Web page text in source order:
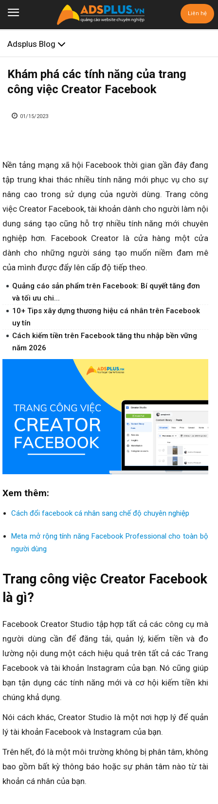
Liên hệ
Adsplus Blog
Khám phá các tính năng của trang
công việc Creator Facebook
01/15/2023
Nền tảng mạng xã hội Facebook thời gian gần đây đang
tập trung khai thác nhiều tính năng mới phục vụ cho sự
nâng cao trong sử dụng của người dùng. Trang công
việc Creator Facebook, tài khoản dành cho người làm nội
dung sáng tạo cũng hỗ trợ nhiều tính năng mới chuyên
nghiệp hơn. Facebook Creator là cửa hàng một cửa
dành cho những người sáng tạo muốn niềm đam mê
của mình được đẩy lên cấp độ tiếp theo.
Quảng cáo sản phẩm trên Facebook: Bí quyết tăng đơn
và tối ưu chi...
10+ Tips xây dựng thương hiệu cá nhân trên Facebook
uy tín
Cách kiếm tiền trên Facebook tăng thu nhập bền vững
năm 2026
Xem thêm:
Cách đổi facebook cá nhân sang chế độ chuyên nghiệp
Meta mở rộng tính năng Facebook Professional cho toàn bộ
người dùng
Trang công việc Creator Facebook
là gì?
Facebook Creator Studio tập hợp tất cả các công cụ mà
người dùng cần để đăng tải, quản lý, kiếm tiền và đo
lường nội dung một cách hiệu quả trên tất cả các Trang
Facebook và tài khoản Instagram của bạn. Nó cũng giúp
bạn tận dụng các tính năng mới và cơ hội kiếm tiền khi
chúng khả dụng.
Nói cách khác, Creator Studio là một nơi hợp lý để quản
lý tài khoản Facebook và Instagram của bạn.
Trên hết, đó là một môi trường không bị phân tâm, không
bao gồm bất kỳ thông báo hoặc sự phân tâm nào từ tài
khoản cá nhân của bạn.